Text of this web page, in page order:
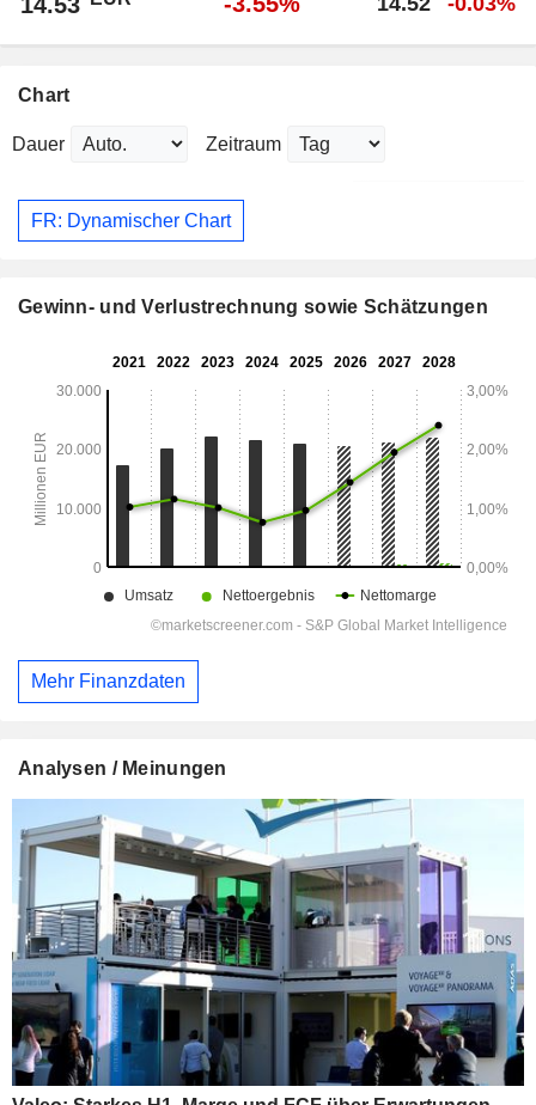
Chart
Dauer Zeitraum
FR: Dynamischer Chart
Gewinn- und Verlustrechnung sowie Schätzungen
Mehr Finanzdaten
Analysen / Meinungen